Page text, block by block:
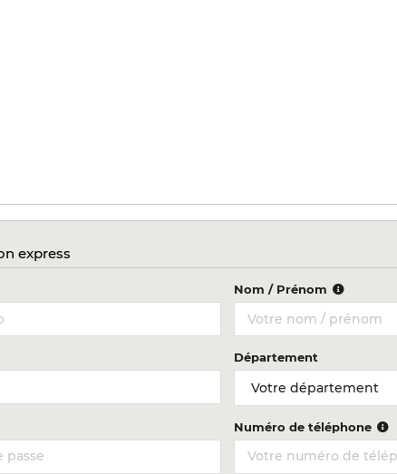
express
Nom / Prénom
Département
Numéro de téléphone